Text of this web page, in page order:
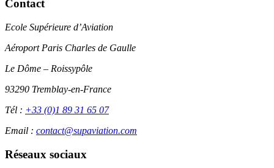
Contact
Ecole Supérieure d’Aviation
Aéroport Paris Charles de Gaulle
Le Dôme – Roissypôle
93290 Tremblay-en-France
Tél : +33 (0)1 89 31 65 07
Email : contact@supaviation.com
Réseaux sociaux